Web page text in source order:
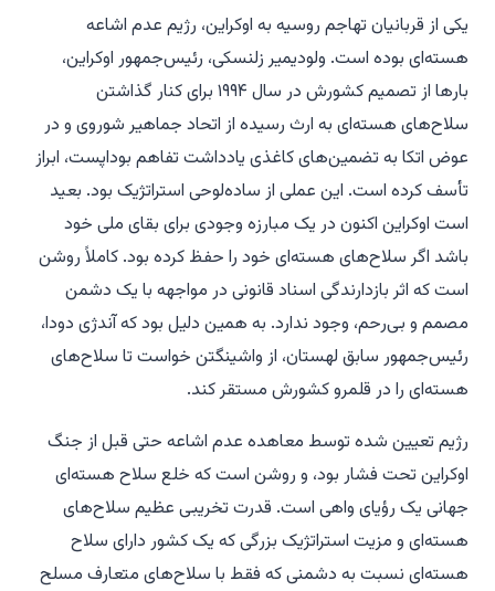
یکی از قربانیان تهاجم روسیه به اوکراین، رژیم عدم اشاعه
هسته‌ای بوده است. ولودیمیر زلنسکی، رئیس‌جمهور اوکراین،
بارها از تصمیم کشورش در سال ۱۹۹۴ برای کنار گذاشتن
سلاح‌های هسته‌ای به ارث رسیده از اتحاد جماهیر شوروی و در
عوض اتکا به تضمین‌های کاغذی یادداشت تفاهم بوداپست، ابراز
تأسف کرده است. این عملی از ساده‌لوحی استراتژیک بود. بعید
است اوکراین اکنون در یک مبارزه وجودی برای بقای ملی خود
باشد اگر سلاح‌های هسته‌ای خود را حفظ کرده بود. کاملاً روشن
است که اثر بازدارندگی اسناد قانونی در مواجهه با یک دشمن
مصمم و بی‌رحم، وجود ندارد. به همین دلیل بود که آندژی دودا،
رئیس‌جمهور سابق لهستان، از واشینگتن خواست تا سلاح‌های
هسته‌ای را در قلمرو کشورش مستقر کند.
رژیم تعیین شده توسط معاهده عدم اشاعه حتی قبل از جنگ
اوکراین تحت فشار بود، و روشن است که خلع سلاح هسته‌ای
جهانی یک رؤیای واهی است. قدرت تخریبی عظیم سلاح‌های
هسته‌ای و مزیت استراتژیک بزرگی که یک کشور دارای سلاح
هسته‌ای نسبت به دشمنی که فقط با سلاح‌های متعارف مسلح